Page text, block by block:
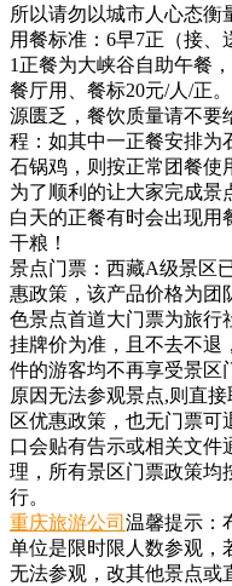
所以请勿以城市人心态衡
用餐标准：6早7正（接
1正餐为大峡谷自助午餐
餐厅用、餐标20元/人/正
源匮乏，餐饮质量请不要
程：如其中一正餐安排为
石锅鸡，则按正常团餐使
为了顺利的让大家完成景
白天的正餐有时会出现用
干粮！
景点门票：西藏A级景区
惠政策，该产品价格为团
色景点首道大门票为旅行
挂牌价为准，且不去不退
件的游客均不再享受景区
原因无法参观景点,则直
区优惠政策，也无门票可
口会贴有告示或相关文件
理，所有景区门票政策均
行。
重庆旅游公司 温馨提示：
单位是限时限人数参观，
无法参观，改其他景点或